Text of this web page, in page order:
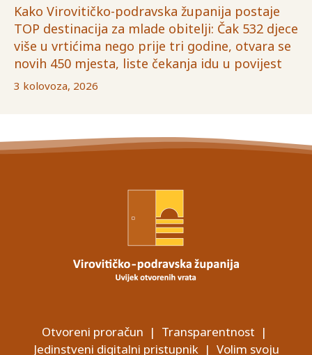
Kako Virovitičko-podravska županija postaje
TOP destinacija za mlade obitelji: Čak 532 djece
više u vrtićima nego prije tri godine, otvara se
novih 450 mjesta, liste čekanja idu u povijest
3 kolovoza, 2026
Otvoreni proračun | Transparentnost |
Jedinstveni digitalni pristupnik| Volim svoju